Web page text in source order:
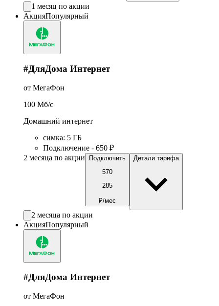
1 месяц по акции
АкцияПопулярный
#ДляДома Интернет
от МегаФон
100 Мб/c
Домашний интернет
симка: 5 ГБ
Подключение - 650 ₽
2 месяца по акции
Подключить
570
285
₽/мес
Детали тарифа
2 месяца по акции
АкцияПопулярный
#ДляДома Интернет
от МегаФон